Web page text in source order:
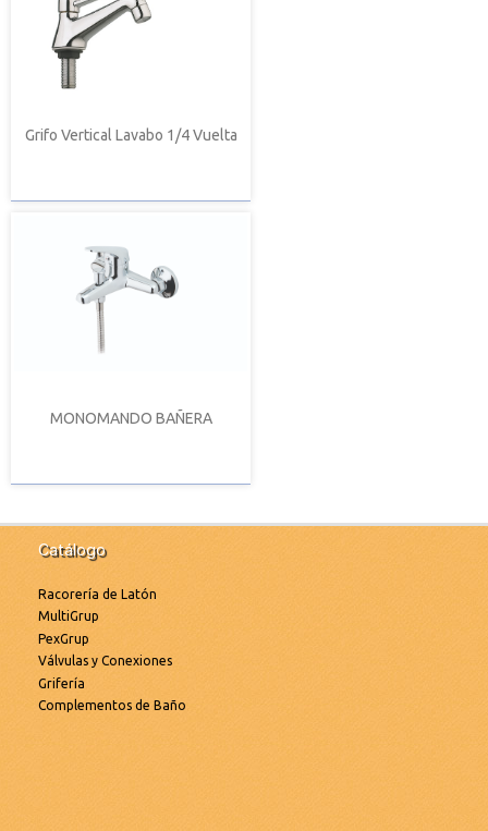
Grifo Vertical Lavabo 1/4 Vuelta
MONOMANDO BAÑERA
Catálogo
Racorería de Latón
MultiGrup
PexGrup
Válvulas y Conexiones
Grifería
Complementos de Baño